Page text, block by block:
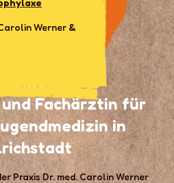
Werner &
Werner
klassische
Fachärztin für
in
Praxis Dr. med. Carolin Werner